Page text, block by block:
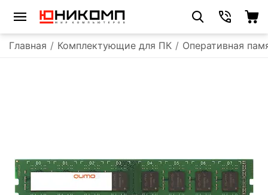
Главная / Комплектующие для ПК / Оперативная